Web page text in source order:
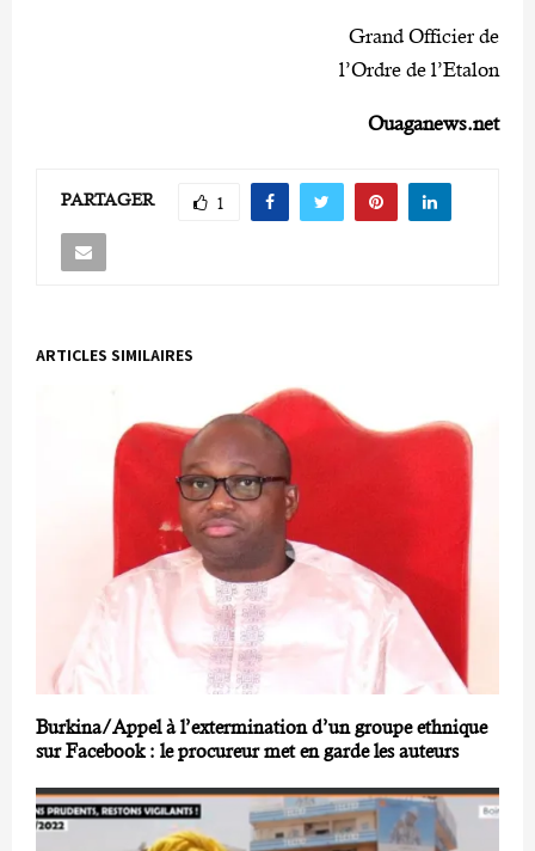
Grand Officier de
l’Ordre de l’Etalon
Ouaganews.net
PARTAGER 1
ARTICLES SIMILAIRES
Burkina/Appel à l’extermination d’un groupe ethnique
sur Facebook : le procureur met en garde les auteurs